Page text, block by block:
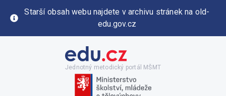
Starší obsah webu najdete v archivu stránek na old-
edu.gov.cz
Jednotný metodický portál MŠMT